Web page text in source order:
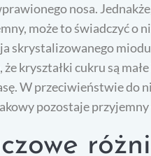
nosa.
może to świadczyć o
skrystalizowanego
kryształki cukru są
W przeciwieństwie do
pozostaje przyjemny